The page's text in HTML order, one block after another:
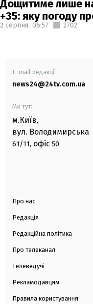
Дощитиме лише
+35: яку погоду
2 серпня, 06:57 2702
E-mail редакції
news24@24tv.com.ua
Ми тут:
м.Київ,
вул. Володимирська
61/11, офіс 50
Про нас
Редакція
Редакційна політика
Про телеканал
Телеведучі
Рекламодавцям
Правила користування